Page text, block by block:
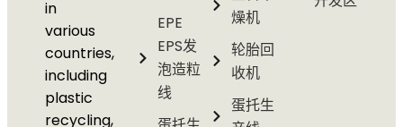
in
various
countries,
including
plastic
recycling,
EPE
EPS发
泡造粒
线
燥机
轮胎回
收机
蛋托生